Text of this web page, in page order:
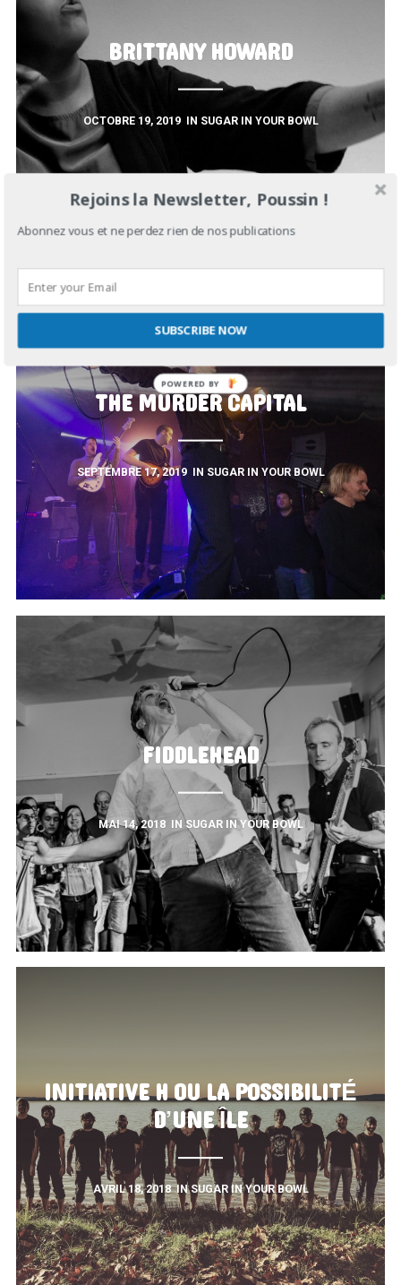
BRITTANY HOWARD
OCTOBRE 19, 2019 IN SUGAR IN YOUR BOWL
THE MURDER CAPITAL
SEPTEMBRE 17, 2019 IN SUGAR IN YOUR BOWL
FIDDLEHEAD
MAI 14, 2018 INSUGAR IN YOUR BOWL
INITIATIVE H OU LA POSSIBILITÉ
D’UNE ÎLE
AVRIL 18, 2018 INSUGAR IN YOUR BOWL
Rejoins la Newsletter, Poussin !
Abonnez vous et ne perdez rien de nos publications
SUBSCRIBE NOW
POWERED
BY